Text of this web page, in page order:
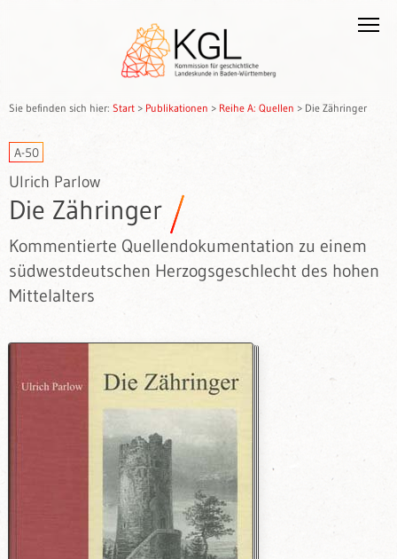
Sie befinden sich hier: Start > Publikationen > Reihe A: Quellen > Die Zähringer
A-50
Ulrich Parlow
Die Zähringer
Kommentierte Quellendokumentation zu einem
südwestdeutschen Herzogsgeschlecht des hohen
Mittelalters